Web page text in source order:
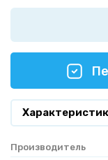
Производитель